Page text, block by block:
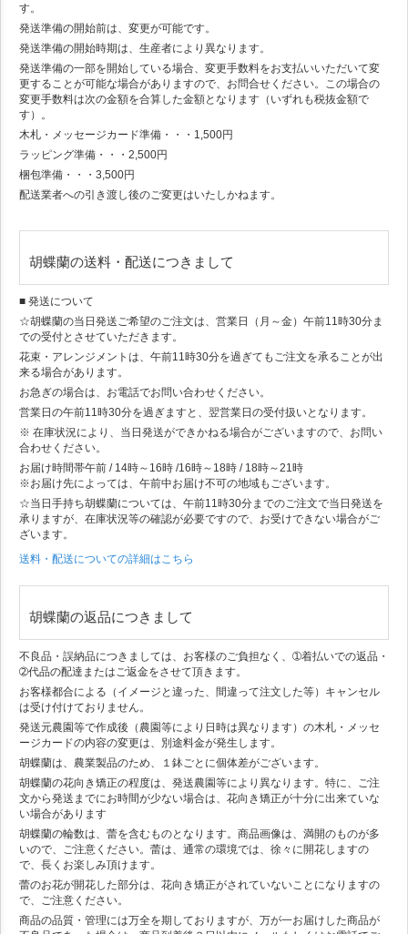
す。
発送準備の開始前は、変更が可能です。
発送準備の開始時期は、生産者により異なります。
発送準備の一部を開始している場合、変更手数料をお支払いいただいて変
更することが可能な場合がありますので、お問合せください。この場合の
変更手数料は次の金額を合算した金額となります（いずれも税抜金額で
す）。
木札・メッセージカード準備・・・1,500円
ラッピング準備・・・2,500円
梱包準備・・・3,500円
配送業者への引き渡し後のご変更はいたしかねます。
胡蝶蘭の送料・配送につきまして
■ 発送について
☆胡蝶蘭の当日発送ご希望のご注文は、営業日（月～金）午前11時30分ま
での受付とさせていただきます。
花束・アレンジメントは、午前11時30分を過ぎてもご注文を承ることが出
来る場合があります。
お急ぎの場合は、お電話でお問い合わせください。
営業日の午前11時30分を過ぎますと、翌営業日の受付扱いとなります。
※ 在庫状況により、当日発送ができかねる場合がございますので、お問い
合わせください。
お届け時間帯午前 / 14時～16時 /16時～18時 / 18時～21時
※お届け先によっては、午前中お届け不可の地域もございます。
☆当日手持ち胡蝶蘭については、午前11時30分までのご注文で当日発送を
承りますが、在庫状況等の確認が必要ですので、お受けできない場合がご
ざいます。
送料・配送についての詳細はこちら
胡蝶蘭の返品につきまして
不良品・誤納品につきましては、お客様のご負担なく、➀着払いでの返品・
➁代品の配達またはご返金をさせて頂きます。
お客様都合による（イメージと違った、間違って注文した等）キャンセル
は受け付けておりません。
発送元農園等で作成後（農園等により日時は異なります）の木札・メッセ
ージカードの内容の変更は、別途料金が発生します。
胡蝶蘭は、農業製品のため、１鉢ごとに個体差がございます。
胡蝶蘭の花向き矯正の程度は、発送農園等により異なります。特に、ご注
文から発送までにお時間が少ない場合は、花向き矯正が十分に出来ていな
い場合があります
胡蝶蘭の輪数は、蕾を含むものとなります。商品画像は、満開のものが多
いので、ご注意ください。蕾は、通常の環境では、徐々に開花しますの
で、長くお楽しみ頂けます。
蕾のお花が開花した部分は、花向き矯正がされていないことになりますの
で、ご注意ください。
商品の品質・管理には万全を期しておりますが、万が一お届けした商品が